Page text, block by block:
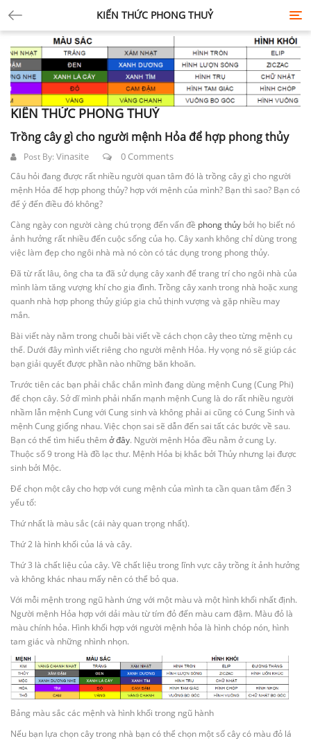
KIẾN THỨC PHONG THUỶ
KIẾN THỨC PHONG THUỶ
Trồng cây gì cho người mệnh Hỏa để hợp phong thủy
Post By: Vinasite 0 Comments
Câu hỏi đang được rất nhiều người quan tâm đó là trồng cây gì cho người
mệnh Hỏa để hợp phong thủy? hợp với mệnh của mình? Bạn thì sao? Bạn có
để ý đến điều đó không?
Càng ngày con người càng chú trọng đến vấn đề phong thủy bởi họ biết nó
ảnh hưởng rất nhiều đến cuộc sống của họ. Cây xanh không chỉ dùng trong
việc làm đẹp cho ngôi nhà mà nó còn có tác dụng trong phong thủy.
Đã từ rất lâu, ông cha ta đã sử dụng cây xanh để trang trí cho ngôi nhà của
mình làm tăng vượng khí cho gia đình. Trồng cây xanh trong nhà hoặc xung
quanh nhà hợp phong thủy giúp gia chủ thịnh vượng và gặp nhiều may
mắn.
Bài viết này nằm trong chuỗi bài viết về cách chọn cây theo từng mệnh cụ
thể. Dưới đây mình viết riêng cho người mệnh Hỏa. Hy vọng nó sẽ giúp các
bạn giải quyết được phần nào những băn khoăn.
Trước tiên các bạn phải chắc chắn mình đang dùng mệnh Cung (Cung Phi)
để chọn cây. Sở dĩ mình phải nhấn mạnh mệnh Cung là do rất nhiều người
nhầm lẫn mệnh Cung với Cung sinh và không phải ai cũng có Cung Sinh và
mệnh Cung giống nhau. Việc chọn sai sẽ dẫn đến sai tất các bước về sau.
Bạn có thể tìm hiểu thêmở đây. Người mệnh Hỏa đều nằm ở cung Ly.
Thuộc số 9 trong Hà đồ lạc thư. Mệnh Hỏa bị khắc bởi Thủy nhưng lại được
sinh bởi Mộc.
Để chọn một cây cho hợp với cung mệnh của mình ta cần quan tâm đến 3
yếu tố:
Thứ nhất là màu sắc (cái này quan trọng nhất).
Thứ 2 là hình khối của lá và cây.
Thứ 3 là chất liệu của cây. Về chất liệu trong lĩnh vực cây trồng ít ảnh hưởng
và không khác nhau mấy nên có thể bỏ qua.
Với mỗi mệnh trong ngũ hành ứng với một màu và một hình khối nhất định.
Người mệnh Hỏa hợp với dải màu từ tím đỏ đến màu cam đậm. Màu đỏ là
màu chính hỏa. Hình khối hợp với người mệnh hỏa là hình chóp nón, hình
tam giác và những nhình nhọn.
Bảng màu sắc các mệnh và hình khối trong ngũ hành
Nếu bạn lựa chọn cây trong nhà bạn có thể chọn một số cây có màu đỏ lá